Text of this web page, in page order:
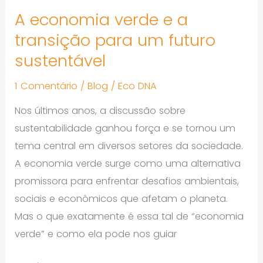
A economia verde e a
transição para um futuro
sustentável
1 Comentário /Blog /Eco DNA
Nos últimos anos, a discussão sobre
sustentabilidade ganhou força e se tornou um
tema central em diversos setores da sociedade.
A economia verde surge como uma alternativa
promissora para enfrentar desafios ambientais,
sociais e econômicos que afetam o planeta.
Mas o que exatamente é essa tal de “economia
verde” e como ela pode nos guiar